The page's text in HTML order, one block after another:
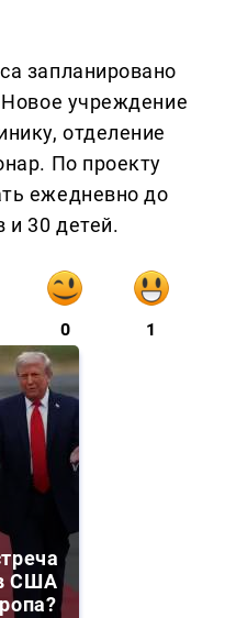
запланировано
учреждение
отделение
По проекту
ежедневно до
и 30 детей.
0 1
США